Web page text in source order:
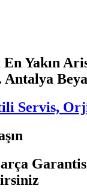
Yakın
Servis,